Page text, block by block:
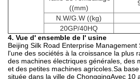
((mm)
N.W/G.W ((kg)
20GP/40HQ
4. Vue d' ensemble de l' usine
Beijing Silk Road Enterprise
l'une des sociétés à la croissance la plus
des machines électriques générales, des
et des petites machines agricoles.Sa
située dans la ville de ChongqingAvec 10